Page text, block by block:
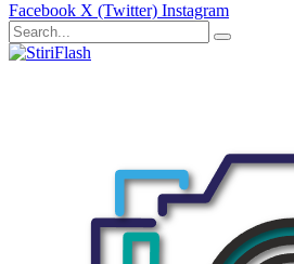
Facebook X (Twitter) Instagram